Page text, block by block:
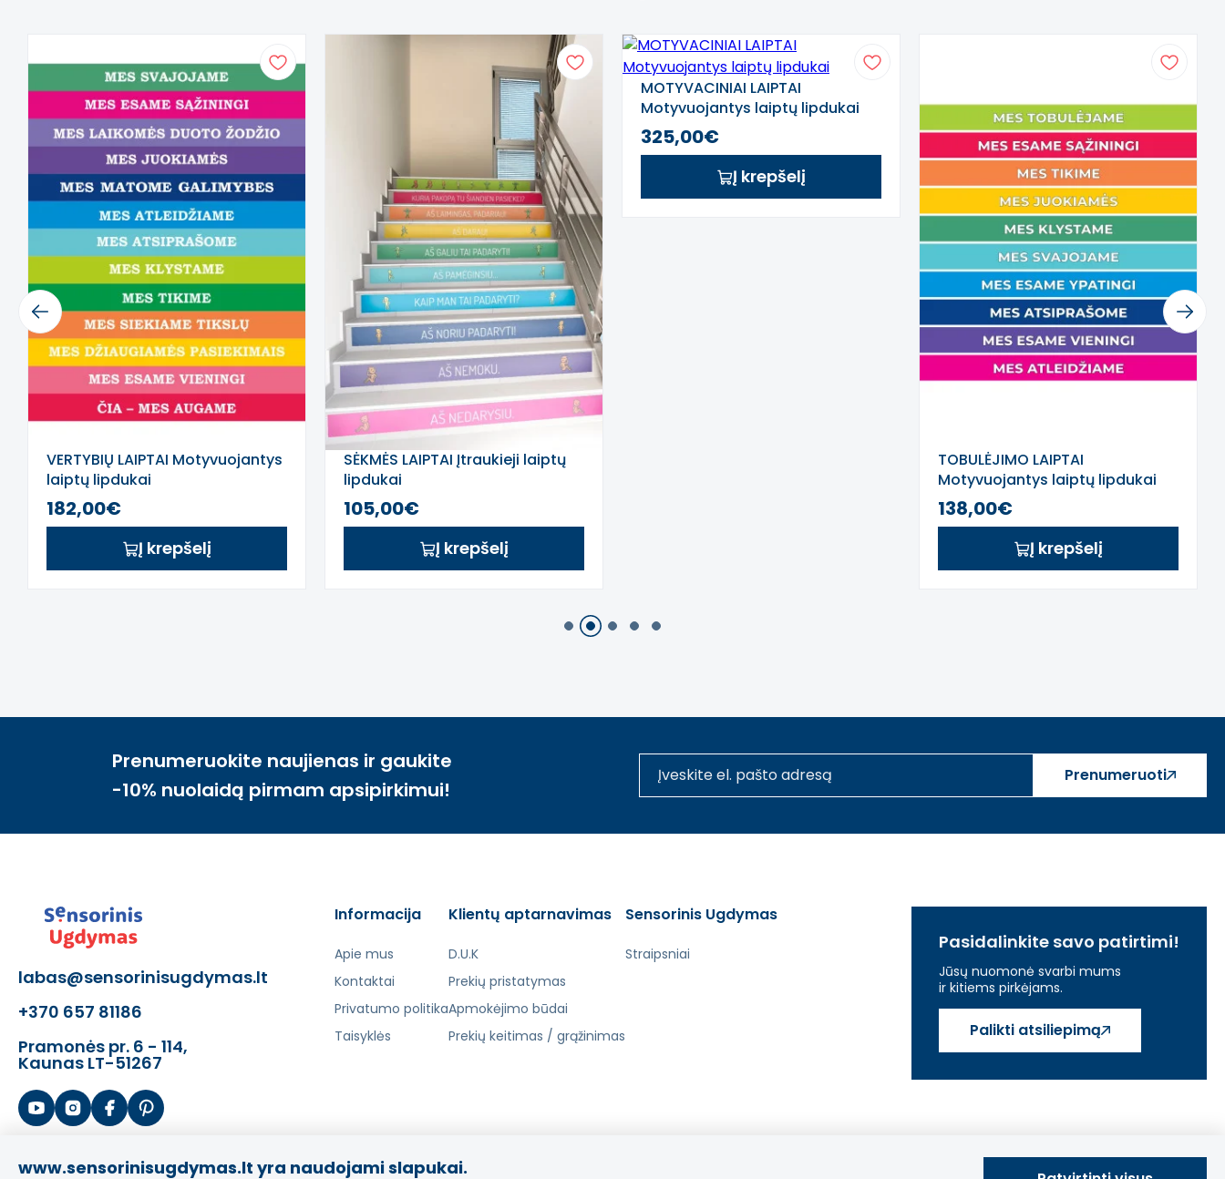
Previous
VERTYBIŲ LAIPTAI Motyvuojantys
laiptų lipdukai
182,00€
Į krepšelį
SĖKMĖS LAIPTAI Įtraukieji laiptų
lipdukai
105,00€
Į krepšelį
MOTYVACINIAI LAIPTAI
Motyvuojantys laiptų lipdukai
325,00€
Į krepšelį
TOBULĖJIMO LAIPTAI
Motyvuojantys laiptų lipdukai
138,00€
Į krepšelį
Next
1 2 3 4 5
Prenumeruokite naujienas ir gaukite
-10% nuolaidą pirmam apsipirkimui!
Prenumeruoti
labas@sensorinisugdymas.lt
+370 657 81186
Pramonės pr. 6 - 114,
Kaunas LT-51267
Informacija
Apie mus
Kontaktai
Privatumo politika
Taisyklės
Klientų aptarnavimas
D.U.K
Prekių pristatymas
Apmokėjimo būdai
Prekių keitimas / grąžinimas
Sensorinis Ugdymas
Straipsniai
Pasidalinkite savo patirtimi!
Jūsų nuomonė svarbi mums
ir kitiems pirkėjams.
Palikti atsiliepimą
www.sensorinisugdymas.lt yra naudojami slapukai.